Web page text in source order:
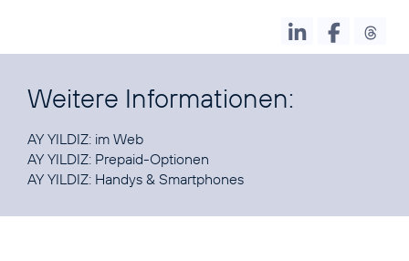
Weitere Informationen:
AY YILDIZ: im Web
AY YILDIZ: Prepaid-Optionen
AY YILDIZ: Handys & Smartphones